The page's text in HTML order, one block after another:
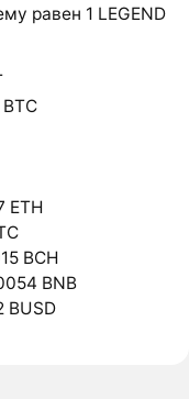
равен 1 LEGEND
ETH
BCH
BNB
BUSD